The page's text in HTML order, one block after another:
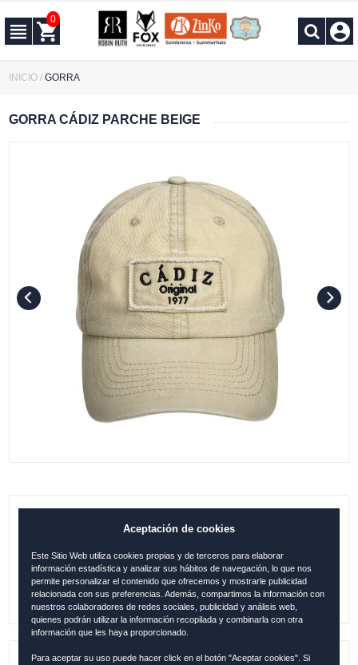
0
INICIO /GORRA
GORRA CÁDIZ PARCHE BEIGE
GORRA CÁDIZ PARCHE BEIGE
15.95€
Aceptación de cookies
Este Sitio Web utiliza cookies propias y de terceros para elaborar
información estadística y analizar sus hábitos de navegación, lo que nos
permite personalizar el contenido que ofrecemos y mostrarle publicidad
relacionada con sus preferencias. Además, compartimos la información con
nuestros colaboradores de redes sociales, publicidad y análisis web,
quienes podrán utilizar la información recopilada y combinarla con otra
información que les haya proporcionado.
Para aceptar su uso puede hacer click en el botón "Aceptar cookies". Si